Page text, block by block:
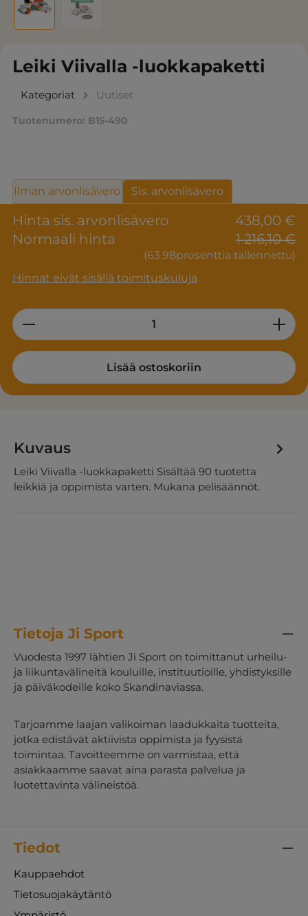
Leiki Viivalla -luokkapaketti
Kategoriat Uutiset
Tuotenumero: B15-490
Hinta sis. arvonlisävero
438,00 €
Normaali hinta
1 216,10 €
(63.98prosenttia tallennettu)
Hinnat eivät sisällä toimituskuluja
Ilman arvonlisävero Sis. arvonlisävero
Product Quantity: Enter the desired
Lisää ostoskoriin
Kuvaus
Leiki Viivalla -luokkapaketti Sisältää 90 tuotetta
leikkiä ja oppimista varten. Mukana pelisäännöt.
Tietoja Ji Sport
Vuodesta 1997 lähtien Ji Sport on toimittanut urheilu-
ja liikuntavälineitä kouluille, instituutioille, yhdistyksille
ja päiväkodeille koko Skandinaviassa.
Tarjoamme laajan valikoiman laadukkaita tuotteita,
jotka edistävät aktiivista oppimista ja fyysistä
toimintaa. Tavoitteemme on varmistaa, että
asiakkaamme saavat aina parasta palvelua ja
luotettavinta välineistöä.
Tiedot
Kauppaehdot
Tietosuojakäytäntö